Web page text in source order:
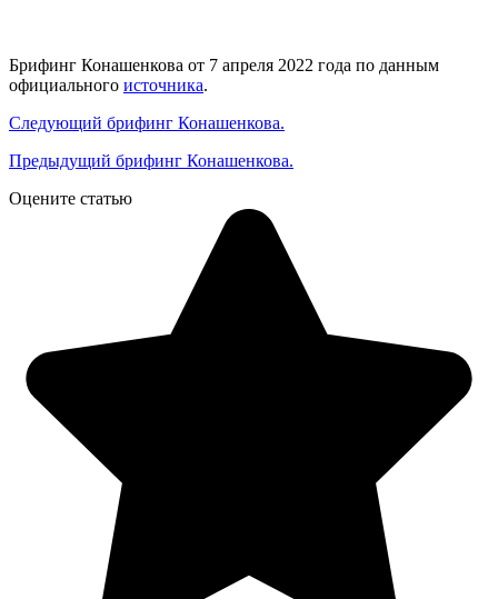
Брифинг Конашенкова от 7 апреля 2022 года по данным
официального источника.
Следующий брифинг Конашенкова.
Предыдущий брифинг Конашенкова.
Оцените статью